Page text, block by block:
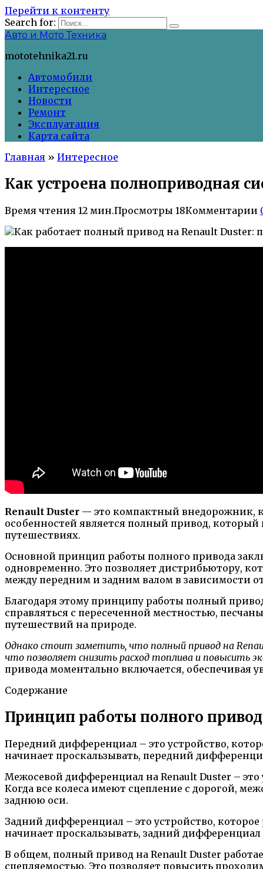
Перейти к контенту
Search for:
Авто и Мото Техника
mototehnika21.ru
Автомобили
Интересное
Новости
Ремонт
Эксплуатация
Карта сайта
Главная » Интересное
Как устроена полноприводная
Время чтения 12 мин.Просмотры 18Комментарии
Renault Duster — это компактный внедорожник,
особенностей является полный привод,
путешествиях.
Основной принцип работы полного привода
одновременно. Это позволяет дистрибьютору,
между передним и задним валом в зависимости
Благодаря этому принципу работы полный
справляться с пересеченной местностью,
путешествий на природе.
Однако стоит заметить, что полный привод на
что позволяет снизить расход топлива и повысить
привода моментально включается, обеспечивая
Содержание
Принцип работы полного
Передний дифференциал – это устройство,
начинает проскальзывать, передний
Межосевой дифференциал на Renault Duster –
Когда все колеса имеют сцепление с дорогой,
заднюю оси.
Задний дифференциал – это устройство,
начинает проскальзывать, задний
В общем, полный привод на Renault Duster
сцепляемостью. Это позволяет повысить